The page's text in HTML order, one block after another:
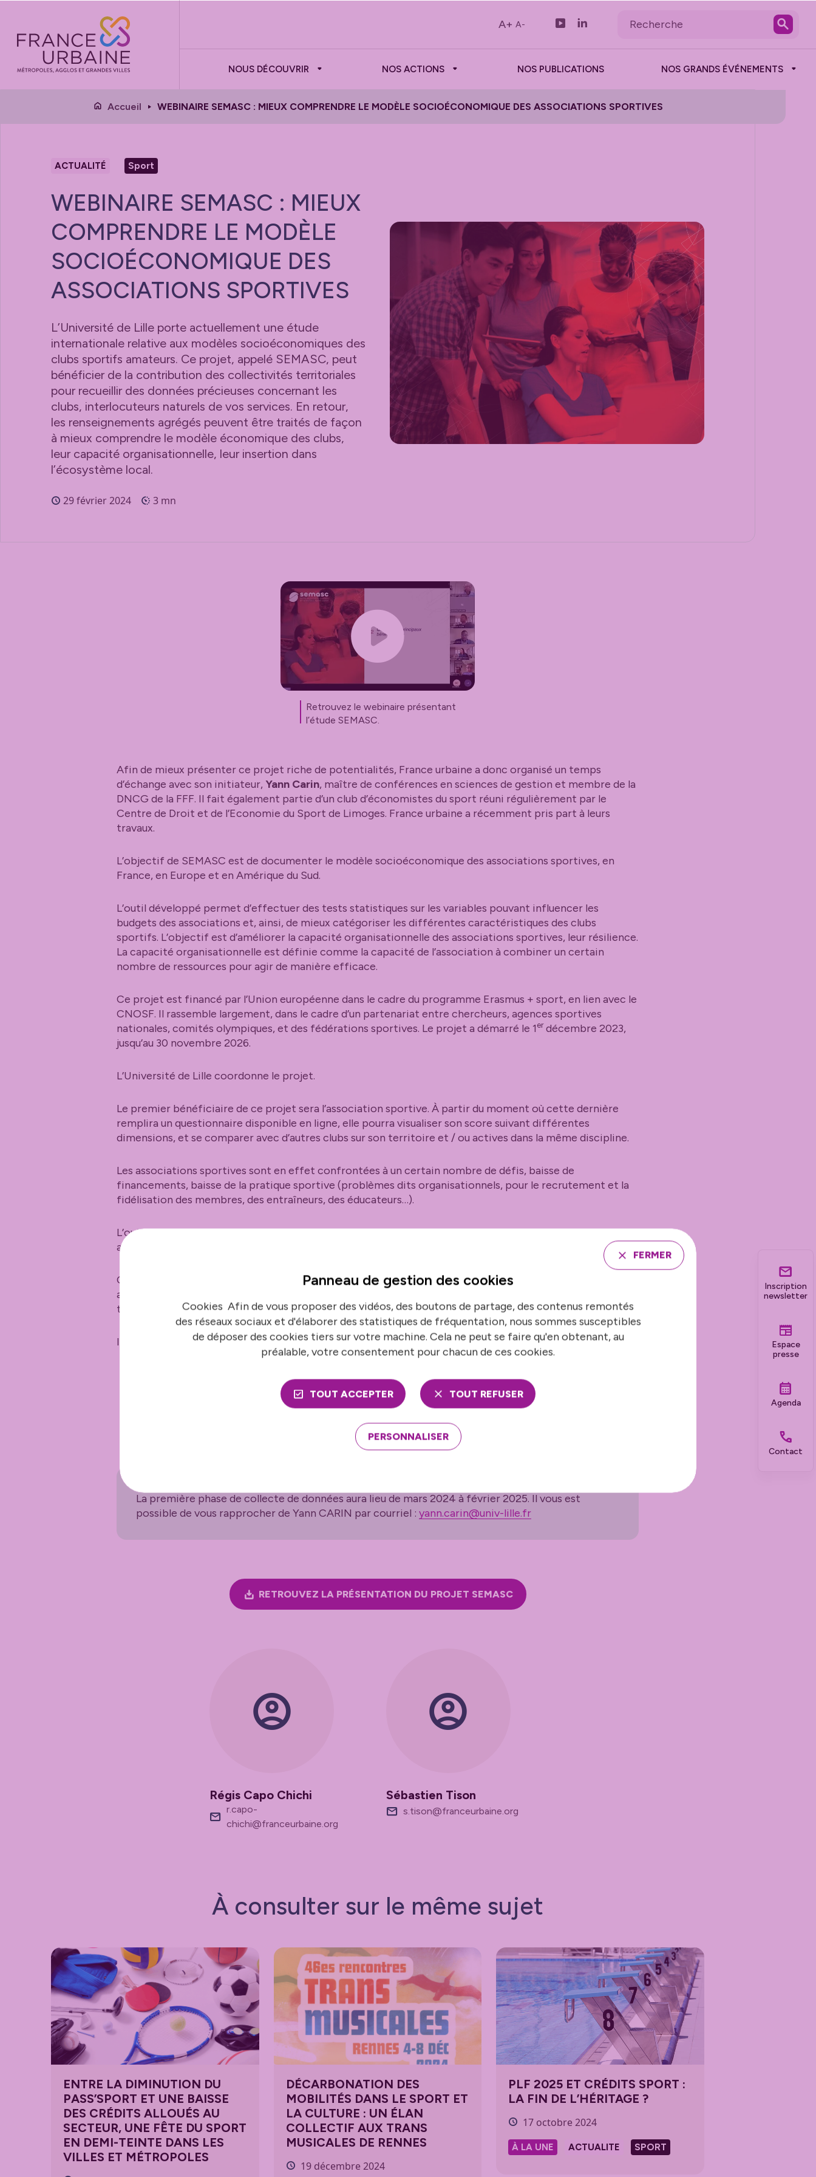
A+ A-
NOUS DÉCOUVRIR NOS ACTIONS NOS PUBLICATIONS NOS GRANDS ÉVÉNEMENTS
Inscription
newsletter
Espace
presse
Agenda
Contact
Accueil WEBINAIRE SEMASC : MIEUX COMPRENDRE LE MODÈLE SOCIOÉCONOMIQUE DES ASSOCIATIONS SPORTIVES
ACTUALITÉ Sport
WEBINAIRE SEMASC : MIEUX
COMPRENDRE LE MODÈLE
SOCIOÉCONOMIQUE DES
ASSOCIATIONS SPORTIVES
L’Université de Lille porte actuellement une étude
internationale relative aux modèles socioéconomiques des
clubs sportifs amateurs. Ce projet, appelé SEMASC, peut
bénéficier de la contribution des collectivités territoriales
pour recueillir des données précieuses concernant les
clubs, interlocuteurs naturels de vos services. En retour,
les renseignements agrégés peuvent être traités de façon
à mieux comprendre le modèle économique des clubs,
leur capacité organisationnelle, leur insertion dans
l’écosystème local.
29 février 2024 3 mn
Retrouvez le webinaire présentant
l’étude SEMASC.
Afin de mieux présenter ce projet riche de potentialités, France urbaine a donc organisé un temps
d’échange avec son initiateur, Yann Carin, maître de conférences en sciences de gestion et membre de la
DNCG de la FFF. Il fait également partie d’un club d’économistes du sport réuni régulièrement par le
Centre de Droit et de l’Economie du Sport de Limoges. France urbaine a récemment pris part à leurs
travaux.
L’objectif de SEMASC est de documenter le modèle socioéconomique des associations sportives, en
France, en Europe et en Amérique du Sud.
L’outil développé permet d’effectuer des tests statistiques sur les variables pouvant influencer les
budgets des associations et, ainsi, de mieux catégoriser les différentes caractéristiques des clubs
sportifs. L’objectif est d’améliorer la capacité organisationnelle des associations sportives, leur résilience.
La capacité organisationnelle est définie comme la capacité de l’association à combiner un certain
nombre de ressources pour agir de manière efficace.
Ce projet est financé par l’Union européenne dans le cadre du programme Erasmus + sport, en lien avec le
CNOSF. Il rassemble largement, dans le cadre d’un partenariat entre chercheurs, agences sportives
nationales, comités olympiques, et des fédérations sportives. Le projet a démarré le 1erdécembre 2023,
jusqu’au 30 novembre 2026.
L’Université de Lille coordonne le projet.
Le premier bénéficiaire de ce projet sera l’association sportive. À partir du moment où cette dernière
remplira un questionnaire disponible en ligne, elle pourra visualiser son score suivant différentes
dimensions, et se comparer avec d’autres clubs sur son territoire et / ou actives dans la même discipline.
Les associations sportives sont en effet confrontées à un certain nombre de défis, baisse de
financements, baisse de la pratique sportive (problèmes dits organisationnels, pour le recrutement et la
fidélisation des membres, des entraîneurs, des éducateurs…).
L’outil permettra, une fois le formulaire renseigné, d’accéder à un certain nombre de formations
adéquates, en elearning
Ce projet, et le questionnaire afférent, doivent apporter une valeur ajoutée à l’association sportive, mais
aussi aux collectivités territoriales. Les porteurs du projet peuvent en effet faire un état des lieux sur un
territoire, en fonction de variables prédéfinies.
Il est possible de tester des liaisons entre des variables avec trois niveaux de granularité distincts :
La première phase de collecte de données aura lieu de mars 2024 à février 2025. Il vous est
possible de vous rapprocher de Yann CARIN par courriel : yann.carin@univ-lille.fr
RETROUVEZ LA PRÉSENTATION DU PROJET SEMASC
Régis Capo Chichi
r.capo-
chichi@franceurbaine.org
Sébastien Tison
s.tison@franceurbaine.org
À consulter sur le même sujet
ENTRE LA DIMINUTION DU
PASS’SPORT ET UNE BAISSE
DES CRÉDITS ALLOUÉS AU
SECTEUR, UNE FÊTE DU SPORT
EN DEMI-TEINTE DANS LES
VILLES ET MÉTROPOLES
DÉCARBONATION DES
MOBILITÉS DANS LE SPORT ET
LA CULTURE : UN ÉLAN
COLLECTIF AUX TRANS
MUSICALES DE RENNES
19 décembre 2024
PLF 2025 ET CRÉDITS SPORT :
LA FIN DE L’HÉRITAGE ?
17 octobre 2024
À LA UNE ACTUALITE SPORT
FERMER
Panneau de gestion des cookies
Cookies Afin de vous proposer des vidéos, des boutons de partage, des contenus remontés
des réseaux sociaux et d'élaborer des statistiques de fréquentation, nous sommes susceptibles
de déposer des cookies tiers sur votre machine. Cela ne peut se faire qu'en obtenant, au
préalable, votre consentement pour chacun de ces cookies.
TOUT ACCEPTER TOUT REFUSER
PERSONNALISER